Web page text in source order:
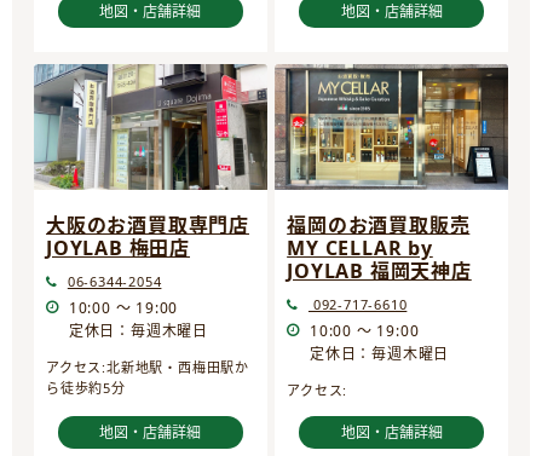
地図・店舗詳細 地図・店舗詳細
大阪のお酒買取専門店
JOYLAB 梅田店
06-6344-2054
10:00 ～ 19:00
定休日：毎週木曜日
アクセス:北新地駅・西梅田駅か
ら徒歩約5分
地図・店舗詳細
福岡のお酒買取販売
MY CELLAR by
JOYLAB 福岡天神店
092-717-6610
10:00 ～ 19:00
定休日：毎週木曜日
アクセス:
地図・店舗詳細